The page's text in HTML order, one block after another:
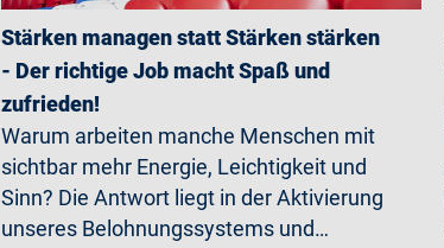
Stärken managen statt Stärken stärken
- Der richtige Job macht Spaß und
zufrieden!
Warum arbeiten manche Menschen mit
sichtbar mehr Energie, Leichtigkeit und
Sinn? Die Antwort liegt in der Aktivierung
unseres Belohnungssystems und…